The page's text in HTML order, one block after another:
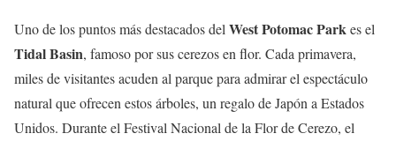
Uno de los puntos más destacados del West Potomac Parkes el
Tidal Basin, famoso por sus cerezos en flor. Cada primavera,
miles de visitantes acuden al parque para admirar el espectáculo
natural que ofrecen estos árboles, un regalo de Japón a Estados
Unidos. Durante el Festival Nacional de la Flor de Cerezo, el